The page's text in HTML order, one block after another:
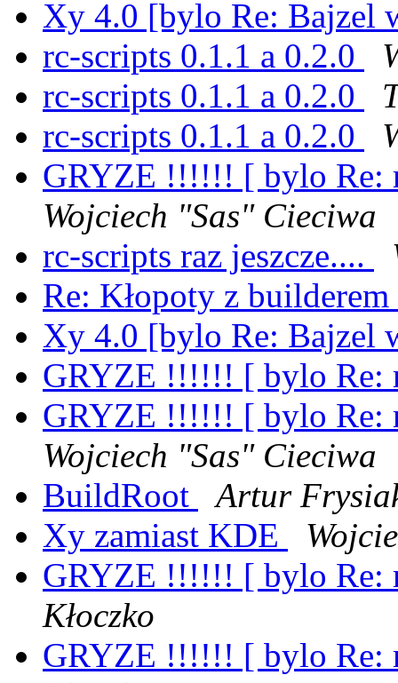
Xy 4.0 [bylo Re: Bajzel
rc-scripts 0.1.1 a 0.2.0
rc-scripts 0.1.1 a 0.2.0
rc-scripts 0.1.1 a 0.2.0
GRYZE !!!!!! [ bylo Re:
Wojciech "Sas" Cieciwa
rc-scripts raz jeszcze....
Re: Kłopoty z builderem
Xy 4.0 [bylo Re: Bajzel
GRYZE !!!!!! [ bylo Re:
GRYZE !!!!!! [ bylo Re:
Wojciech "Sas" Cieciwa
BuildRoot
Artur
Xy zamiast KDE
GRYZE !!!!!! [ bylo Re:
Kłoczko
GRYZE !!!!!! [ bylo Re: